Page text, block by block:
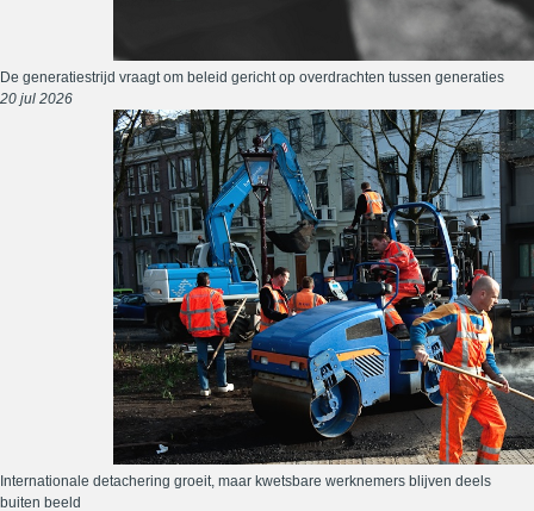
De generatiestrijd vraagt om beleid gericht op overdrachten tussen generaties
20 jul 2026
Internationale detachering groeit, maar kwetsbare werknemers blijven deels
buiten beeld